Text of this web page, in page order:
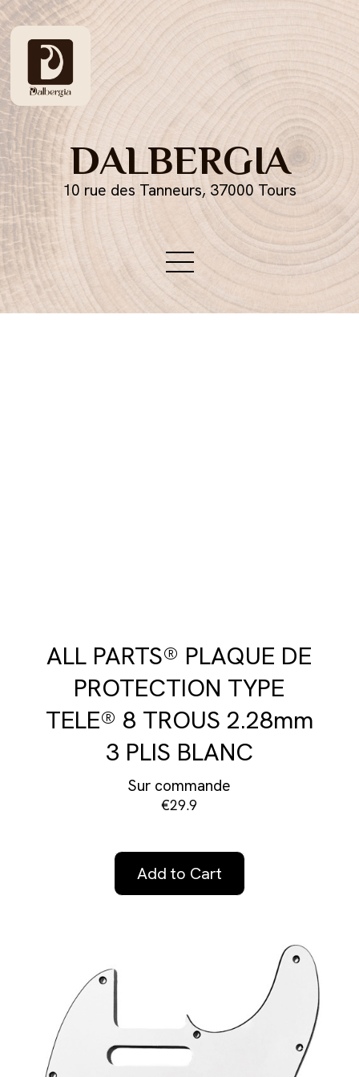
DALBERGIA
10 rue des Tanneurs, 37000 Tours
ALL PARTS® PLAQUE DE
PROTECTION TYPE
TELE® 8 TROUS 2.28mm
3 PLIS BLANC
Sur commande
€29.9
Add to Cart